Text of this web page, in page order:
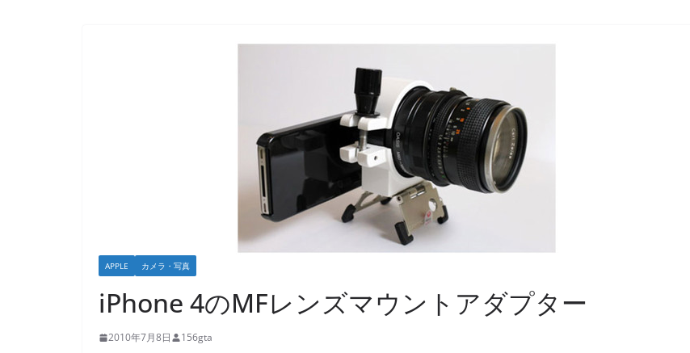
APPLE カメラ・写真
iPhone 4のMFレンズマウントアダプター
2010年7月8日 156gta